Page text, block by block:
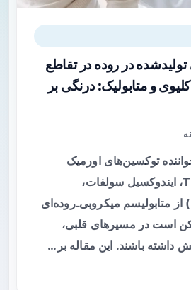
در روده در تقاطع
و متابولیک: درنگی بر
توکسین‌های اورمیک
روده‌ای (مثل TMAO، ایندوکسیل سولفات،
p‑cresol و PAGln) از متابولیسم میکروبی‌ـ‌روده‌ای
است در مسیرهای قلبی،
داشته باشند. این مقاله بر…